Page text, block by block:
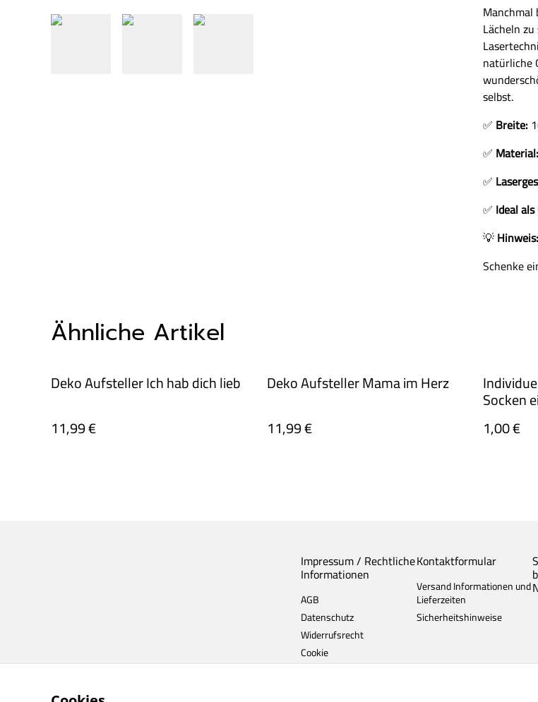
Lächeln
natürliche
selbst.
✅ Breite:
✅ Material:
✅
✅ Ideal
💡Hinweis:
Schenke
Ähnliche Artikel
Deko Aufsteller Ich hab dich lieb
11,99 €
Deko Aufsteller Mama im Herz
11,99 €
Socken
1,00 €
Impressum / Rechtliche
Informationen
AGB
Datenschutz
Widerrufsrecht
Cookie
Kontaktformular
Versand Informationen und
Lieferzeiten
Sicherheitshinweise